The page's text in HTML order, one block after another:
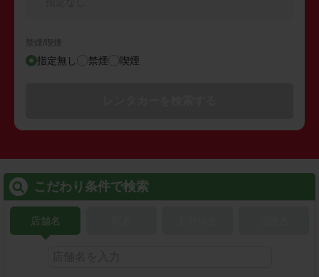
禁煙/喫煙
指定無し 禁煙 喫煙
こだわり条件で検索
店舗名